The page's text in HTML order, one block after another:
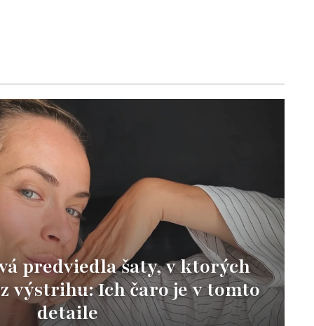
predviedla šaty, v ktorých
výstrihu: Ich čaro je v tomto
detaile